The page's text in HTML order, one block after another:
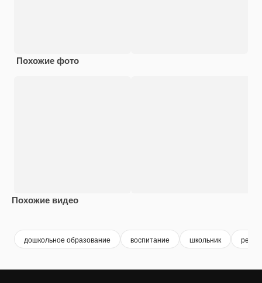
Похожие фото
Похожие видео
дошкольное образование воспитание школьник